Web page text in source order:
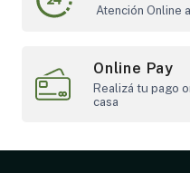
Atención Online
Online Pay
Realizá tu pago
casa